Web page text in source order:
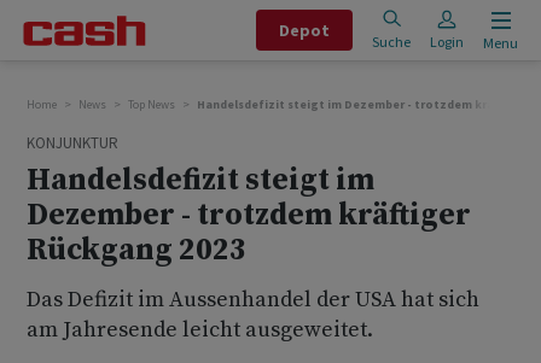
Depot
Suche Login Menu
Home News Top News Handelsdefizit steigt im Dezember - trotzdem kräftiger
KONJUNKTUR
Handelsdefizit steigt im
Dezember - trotzdem kräftiger
Rückgang 2023
Das Defizit im Aussenhandel der USA hat sich
am Jahresende leicht ausgeweitet.